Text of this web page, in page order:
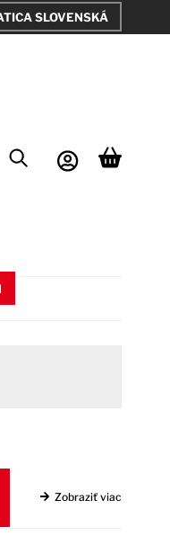
SLOVENSKÁ
Zobraziť viac